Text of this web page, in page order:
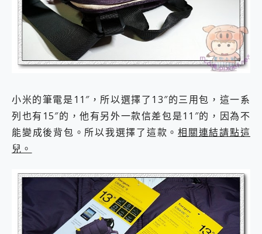
小米的筆電是11″，所以選擇了13″的三用包，這一系
列也有15″的，他有另外一款信差包是11″的，因為不
能變成後背包。所以我選擇了這款。相關連結請點這
兒。